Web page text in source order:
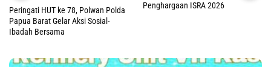
Peringati HUT ke 78, Polwan Polda
Papua Barat Gelar Aksi Sosial-
Ibadah Bersama
Penghargaan ISRA 2026